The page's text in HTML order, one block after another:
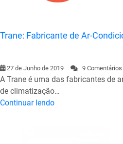
Trane: Fabricante de Ar-
27 de Junho de 2019 9 Comentários
A Trane é uma das fabricantes de
de climatização…
Continuar lendo